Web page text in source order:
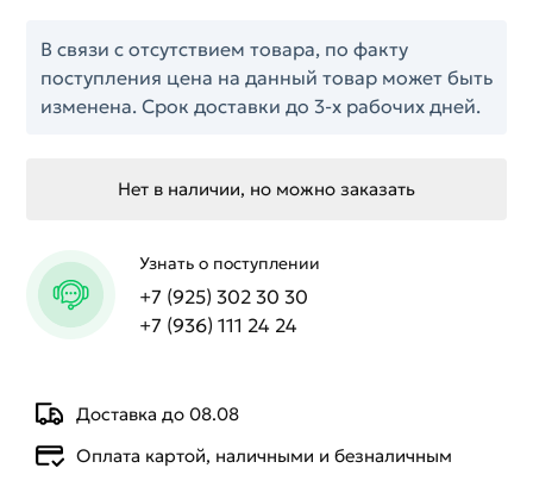
Доставка до 08.08
Оплата картой, наличными и безналичным
В связи с отсутствием товара, по факту
поступления цена на данный товар может быть
изменена. Срок доставки до 3-х рабочих дней.
Нет в наличии, но можно заказать
Узнать о поступлении
+7 (925) 302 30 30
+7 (936) 111 24 24